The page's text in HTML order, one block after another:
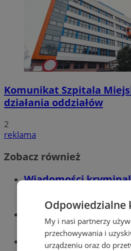
Komunikat Szpitala
działania oddziałów
2
reklama
Zobacz również
Wiadomości
Wiadomości lokalne
Tworzenie stron
Odpowiedzialne
My i nasi partnerzy
przechowywania i
urządzeniu oraz do